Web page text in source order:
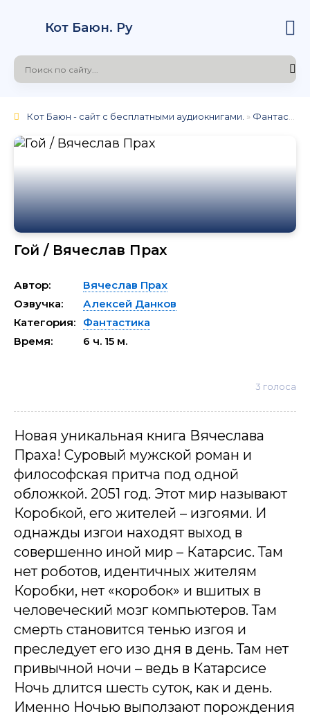
Кот Баюн. Ру
Кот Баюн - сайт с бесплатными аудиокнигами. » Фантастика
Гой / Вячеслав Прах
Автор:
Вячеслав Прах
Озвучка:
Алексей Данков
Категория:
Фантастика
Время:
6 ч. 15 м.
3 голоса
Новая уникальная книга Вячеслава
Праха! Суровый мужской роман и
философская притча под одной
обложкой. 2051 год. Этот мир называют
Коробкой, его жителей – изгоями. И
однажды изгои находят выход в
совершенно иной мир – Катарсис. Там
нет роботов, идентичных жителям
Коробки, нет «коробок» и вшитых в
человеческий мозг компьютеров. Там
смерть становится тенью изгоя и
преследует его изо дня в день. Там нет
привычной ночи – ведь в Катарсисе
Ночь длится шесть суток, как и день.
Именно Ночью выползают порождения